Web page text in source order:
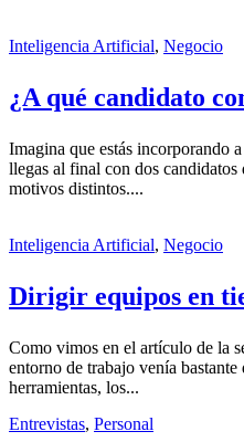
Inteligencia Artificial, Negocio
¿A qué candidato
Imagina que estás incorporando
llegas al final con dos
motivos distintos....
Inteligencia Artificial, Negocio
Dirigir equipos en
Como vimos en el artículo de la
entorno de trabajo venía
herramientas, los...
Entrevistas, Personal